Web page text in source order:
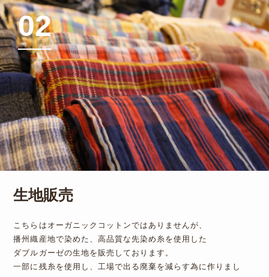
02
生地販売
こちらはオーガニックコットンではありませんが、
播州織産地で染めた、高品質な先染め糸を使用した
ダブルガーゼの生地を販売しております。
一部に残糸を使用し、工場で出る廃棄を減らす為に作りまし